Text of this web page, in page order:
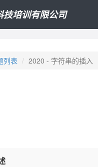
技培训有限公司
列表 2020 - 字符串的插入